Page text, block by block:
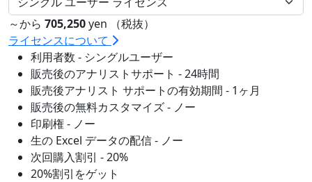
～から 705,250yen （税抜）
ライセンスについて
利用者数 - シングルユーザー
販売後のアナリストサポート - 24時間
販売後アナリスト サポートの有効期間 - 1ヶ月
販売後の無料カスタマイズ - ノー
印刷権 - ノー
生の Excel データの配信 - ノー
次回購入割引 - 20%
20%割引をゲット